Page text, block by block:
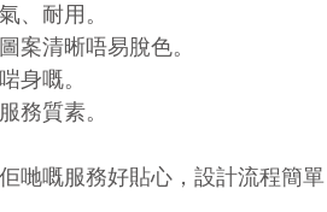
、耐用。
案清晰唔易脫色。
身嘅。
務質素。
哋嘅服務好貼心，設計流程簡